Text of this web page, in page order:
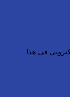
في هذا